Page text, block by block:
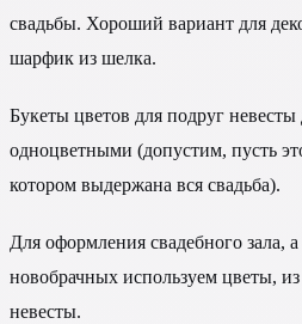
свадьбы. Хороший вариант для
шарфик из шелка.
Букеты цветов для подруг
одноцветными (допустим, пусть
котором выдержана вся свадьба).
Для оформления свадебного зала,
новобрачных используем цветы,
невесты.